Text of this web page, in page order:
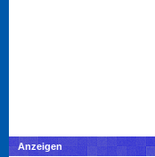
Anzeigen